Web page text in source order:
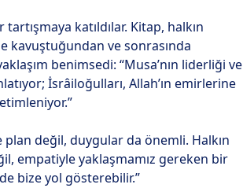
katıldılar. Kitap, halkın
kavuştuğundan ve sonrasında
benimsedi: “Musa’nın liderliği ve
İsrâiloğulları, Allah’ın emirlerine
değil, duygular da önemli. Halkın
empatiyle yaklaşmamız gereken bir
bize yol gösterebilir.”